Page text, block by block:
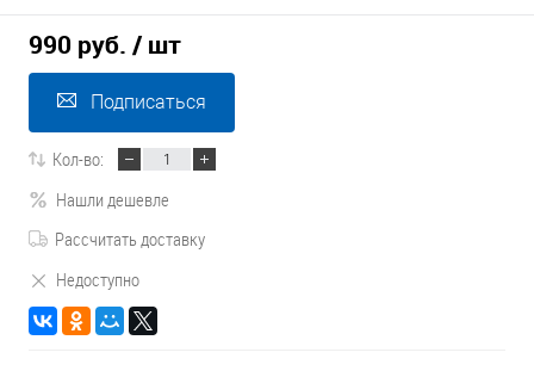
990 руб. / шт
Подписаться
Кол-во:
Нашли дешевле
Рассчитать доставку
Недоступно